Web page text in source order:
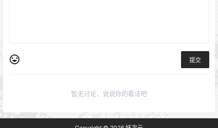
提交
暂无讨论，说说你的看法吧